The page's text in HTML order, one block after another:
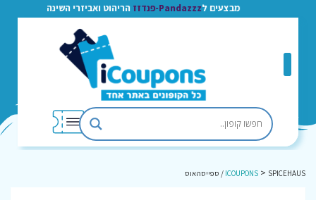
מבצעים ל Pandazzz-פנדזז הריהוט ואביזרי השינה
ICOUPONS > SPICEHAUS / ספייסהאוס